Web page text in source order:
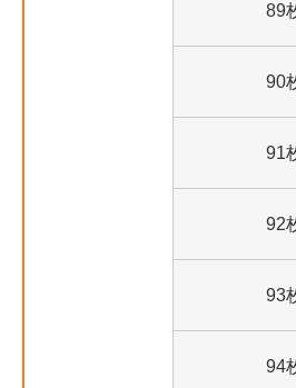
89
90
91
92
93
94